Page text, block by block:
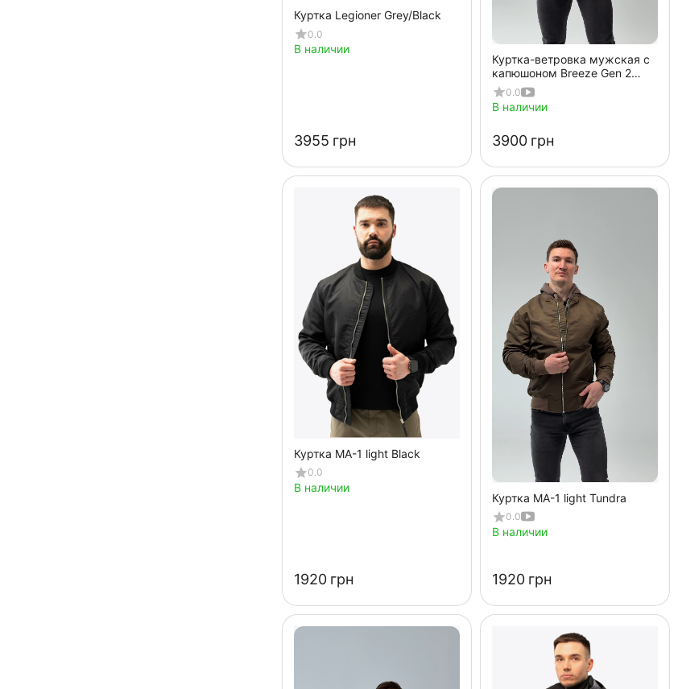
Куртка Legioner Grey/Black
0.0
В наличии
‍3955‍ грн
Куртка-ветровка мужская с
капюшоном Breeze Gen 2
Olive
0.0
В наличии
‍3900‍ грн
Куртка MA-1 light Black
0.0
В наличии
‍1920‍ грн
Куртка MA-1 light Tundra
0.0
В наличии
‍1920‍ грн